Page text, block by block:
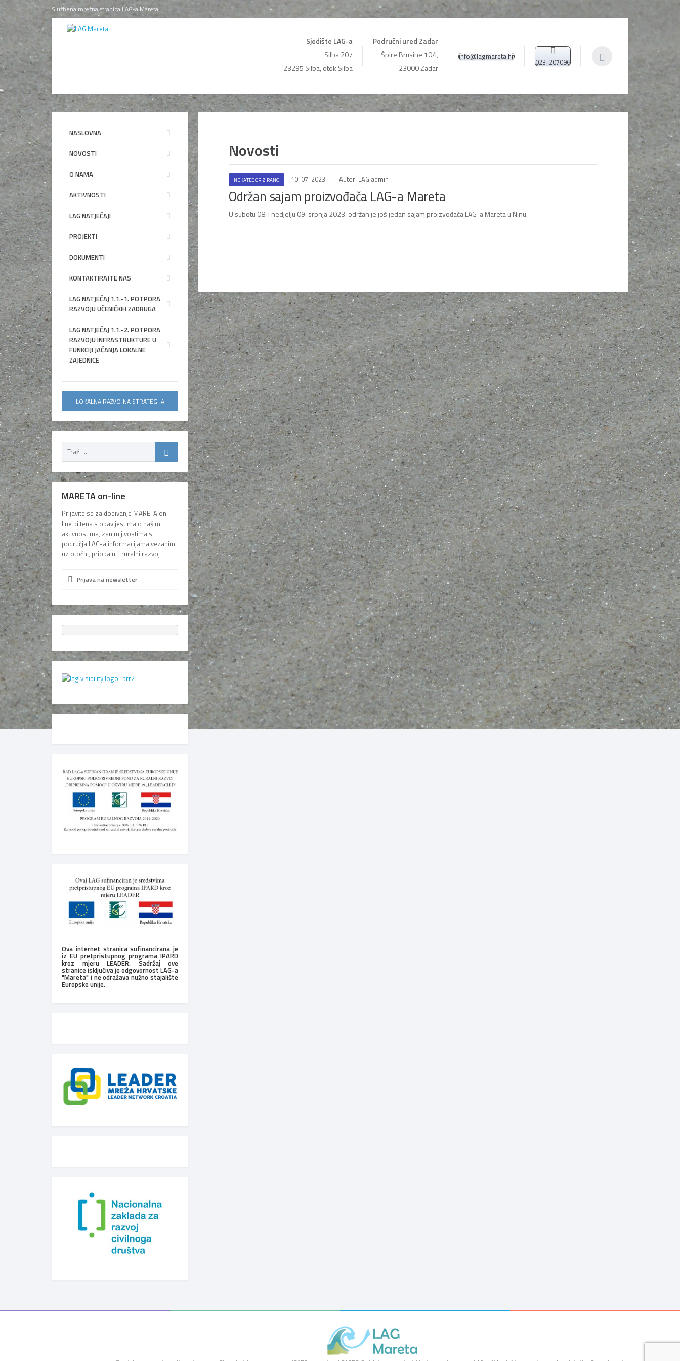
Službena mrežna stranica LAG-a Mareta
Sjedište LAG-a
Silba 207
23295 Silba, otok Silba
Područni ured Zadar
Špire Brusine 10/I,
23000 Zadar
info@lagmareta.hr
023-207096
Novosti
NEKATEGORIZIRANO 10. 07. 2023. Autor: LAG admin
Održan sajam proizvođača LAG-a Mareta
U subotu 08. i nedjelju 09. srpnja 2023. održan je još jedan sajam proizvođača LAG-a Mareta u Ninu.
NASLOVNA
NOVOSTI
O NAMA
AKTIVNOSTI
LAG NATJEČAJI
PROJEKTI
DOKUMENTI
KONTAKTIRAJTE NAS
LAG NATJEČAJ 1.1.-1. POTPORA
RAZVOJU UČENIČKIH ZADRUGA
LAG NATJEČAJ 1.1.-2. POTPORA
RAZVOJU INFRASTRUKTURE U
FUNKCIJI JAČANJA LOKALNE
ZAJEDNICE
LOKALNA RAZVOJNA STRATEGIJA
MARETA on-line
Prijavite se za dobivanje MARETA on-
line biltena s obavijestima o našim
aktivnostima, zanimljivostima s
područja LAG-a informacijama vezanim
uz otočni, priobalni i ruralni razvoj
Prijava na newsletter
Ova internet stranica sufinancirana je
iz EU pretpristupnog programa IPARD
kroz mjeru LEADER. Sadržaj ove
stranice isključiva je odgovornost LAG-a
"Mareta" i ne odražava nužno stajalište
Europske unije.